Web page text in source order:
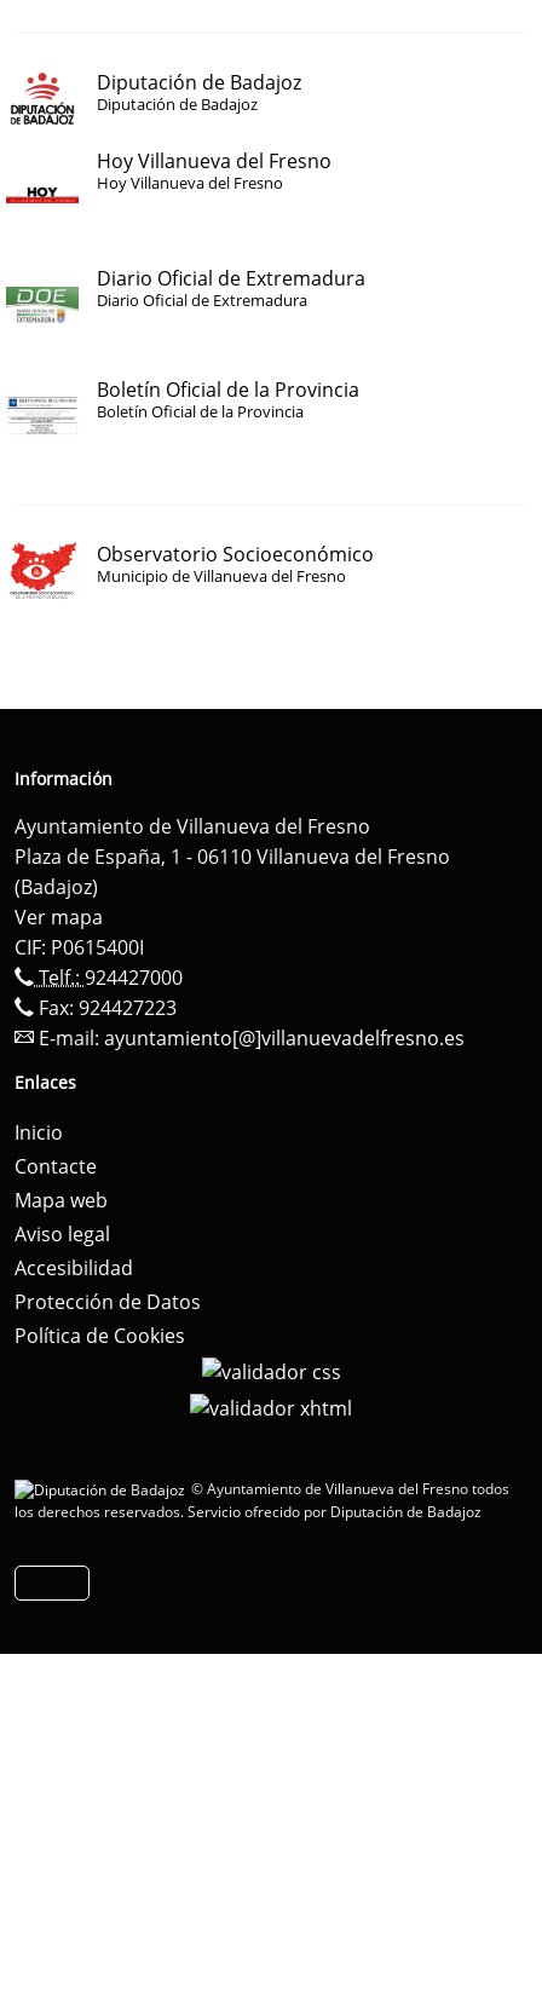
Diputación de Badajoz
Diputación de Badajoz
Hoy Villanueva del Fresno
Hoy Villanueva del Fresno
Diario Oficial de Extremadura
Diario Oficial de Extremadura
Boletín Oficial de la Provincia
Boletín Oficial de la Provincia
Observatorio Socioeconómico
Municipio de Villanueva del Fresno
Información
Ayuntamiento de Villanueva del Fresno
Plaza de España, 1 - 06110 Villanueva del Fresno
(Badajoz)
Ver mapa
CIF: P0615400I
Telf.: 924427000
Fax: 924427223
E-mail: ayuntamiento[@]villanuevadelfresno.es
Enlaces
Inicio
Contacte
Mapa web
Aviso legal
Accesibilidad
Protección de Datos
Política de Cookies
© Ayuntamiento de Villanueva del Fresno todos
los derechos reservados.Servicio ofrecido por Diputación de Badajoz